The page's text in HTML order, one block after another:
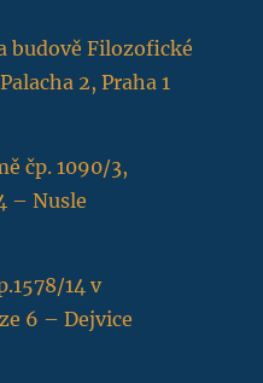
budově Filozofické
2, Praha 1
čp. 1090/3,
– Nusle
14 v
6 – Dejvice